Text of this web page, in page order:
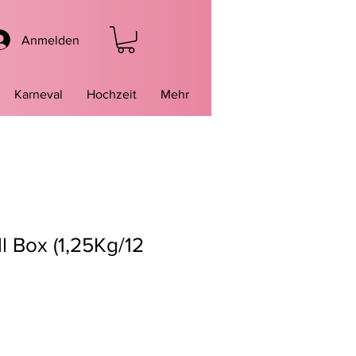
Anmelden
Karneval Hochzeit Mehr
Box (1,25Kg/12